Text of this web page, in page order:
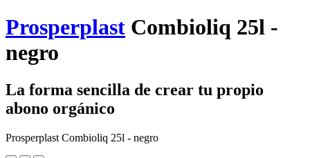
Prosperplast Combioliq 25l -
negro
La forma sencilla de crear tu propio
abono orgánico
Prosperplast Combioliq 25l - negro